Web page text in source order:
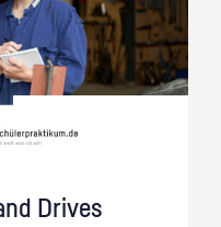
Dri­ves